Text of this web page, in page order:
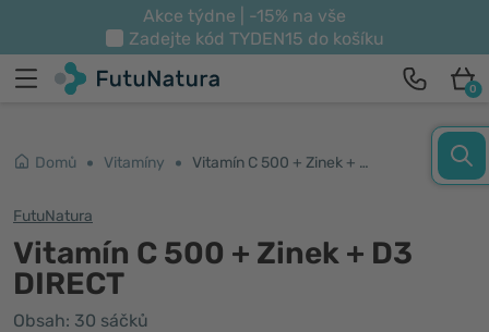
Akce týdne | -15% na vše
Zadejte kód TYDEN15 do košíku
0
Domů Vitamíny Vitamín C 500 + Zinek + D3 DIRECT
FutuNatura
Vitamín C 500 + Zinek + D3
DIRECT
Obsah: 30 sáčků